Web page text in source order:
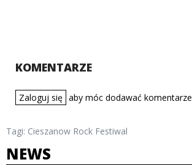
KOMENTARZE
Zaloguj się aby móc dodawać komentarze
Tagi: Cieszanow Rock Festiwal
NEWS